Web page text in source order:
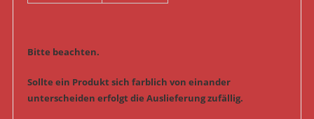
Bitte beachten.
Sollte ein Produkt sich farblich von einander
unterscheiden erfolgt die Auslieferung zufällig.